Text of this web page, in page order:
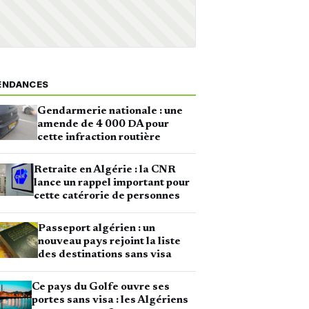
Gendarmerie nationale : une
amende de 4 000 DA pour
cette infraction routière
Retraite en Algérie : la CNR
lance un rappel important pour
cette catérorie de personnes
Passeport algérien : un
nouveau pays rejoint la liste
des destinations sans visa
Ce pays du Golfe ouvre ses
portes sans visa : les Algériens